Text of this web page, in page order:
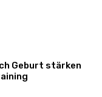
Geburt stärken